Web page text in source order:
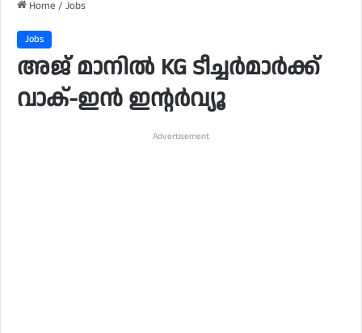
Home /Jobs
Jobs
അജ് മാനിൽ KG ടീച്ചർമാർക്ക്
വാക്-ഇൻ ഇന്റർവ്യൂ
Advertisement